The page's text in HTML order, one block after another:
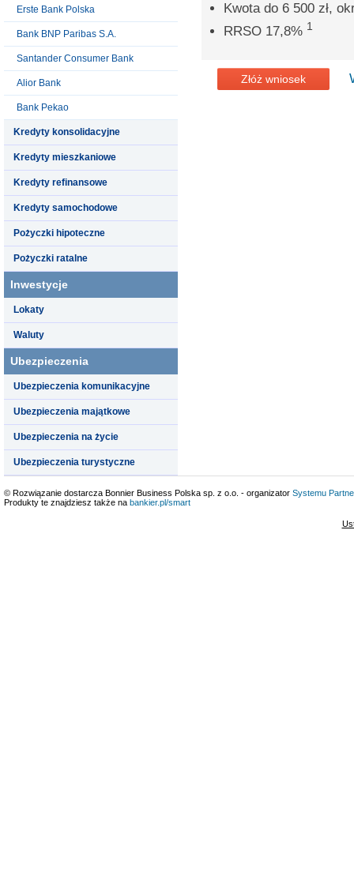
Erste Bank Polska
Bank BNP Paribas S.A.
Santander Consumer Bank
Alior Bank
Bank Pekao
Kredyty konsolidacyjne
Kredyty mieszkaniowe
Kredyty refinansowe
Kredyty samochodowe
Pożyczki hipoteczne
Pożyczki ratalne
Inwestycje
Lokaty
Waluty
Ubezpieczenia
Ubezpieczenia komunikacyjne
Ubezpieczenia majątkowe
Ubezpieczenia na życie
Ubezpieczenia turystyczne
Kwota do 6 500 zł,
RRSO 17,8% 1
Złóż wniosek
© Rozwiązanie dostarcza Bonnier Business Polska sp. z o.o. - organizator Systemu
Produkty te znajdziesz także na bankier.pl/smart